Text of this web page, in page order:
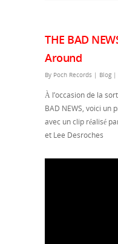
THE BAD
Around
By Poch Records | Blog |
À l’occasion de la
BAD NEWS, voici un
avec un clip réalisé
et Lee Desroches